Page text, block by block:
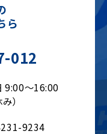
ら
012
9:00〜16:00
）
9234